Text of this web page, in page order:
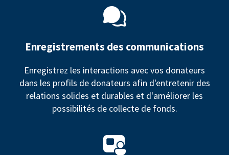
Enregistrements des communications
Enregistrez les interactions avec vos donateurs
dans les profils de donateurs afin d'entretenir des
relations solides et durables et d'améliorer les
possibilités de collecte de fonds.